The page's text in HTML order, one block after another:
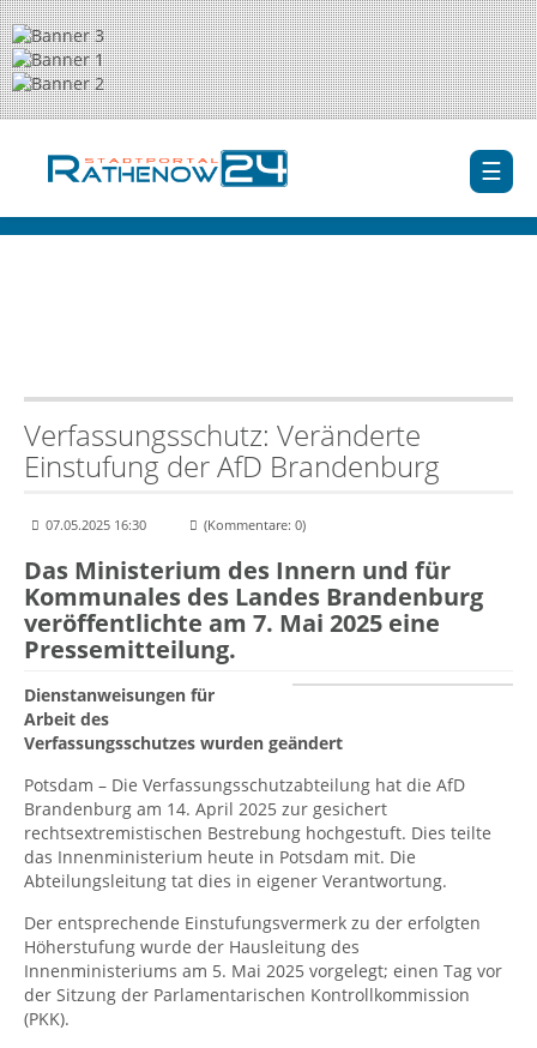
Verfassungsschutz: Veränderte
Einstufung der AfD Brandenburg
07.05.2025 16:30 (Kommentare: 0)
Das Ministerium des Innern und für
Kommunales des Landes Brandenburg
veröffentlichte am 7. Mai 2025 eine
Pressemitteilung.
Dienstanweisungen für
Arbeit des
Verfassungsschutzes wurden geändert
Potsdam – Die Verfassungsschutzabteilung hat die AfD
Brandenburg am 14. April 2025 zur gesichert
rechtsextremistischen Bestrebung hochgestuft. Dies teilte
das Innenministerium heute in Potsdam mit. Die
Abteilungsleitung tat dies in eigener Verantwortung.
Der entsprechende Einstufungsvermerk zu der erfolgten
Höherstufung wurde der Hausleitung des
Innenministeriums am 5. Mai 2025 vorgelegt; einen Tag vor
der Sitzung der Parlamentarischen Kontrollkommission
(PKK).